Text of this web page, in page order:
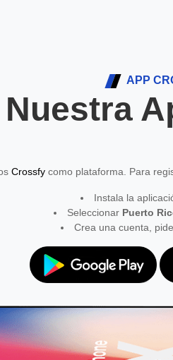
APP
Nuestra
Crossfy como plataforma. Para
Instala la
Seleccionar Puerto
Crea una cuenta,